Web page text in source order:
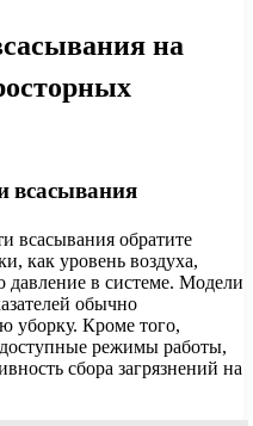
на
всасывания
всасывания обратите
как уровень воздуха,
давление в системе. Модели
обычно
уборку. Кроме того,
режимы работы,
сбора загрязнений на